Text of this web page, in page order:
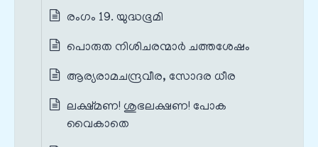
രംഗം 19. യുദ്ധഭൂമി
പൊരുത നിശിചരന്മാർ ചത്തശേഷം
ആര്യരാമചന്ദ്രവീര, സോദര ധീര
ലക്ഷ്മണ! ശുഭലക്ഷണ! പോക
വൈകാതെ